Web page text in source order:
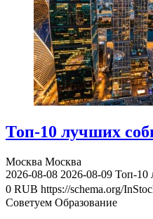
Топ-10 лучших
Москва Москва
2026-08-08 2026-08-09 Топ-10
0 RUB https://schema.org/
Советуем Образование